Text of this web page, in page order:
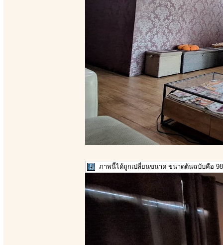
ภาพนี้ได้ถูกเปลี่ยนขนาด ขนาดต้นฉบับคือ